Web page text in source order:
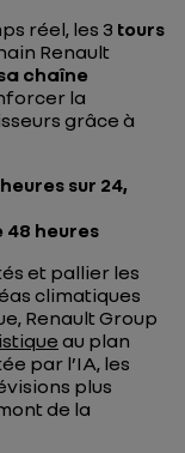
réel, les 3 tours
Renault
chaîne
la
grâce à
sur 24,
48 heures
et pallier les
climatiques
Renault Group
au plan
par l’IA, les
plus
de la